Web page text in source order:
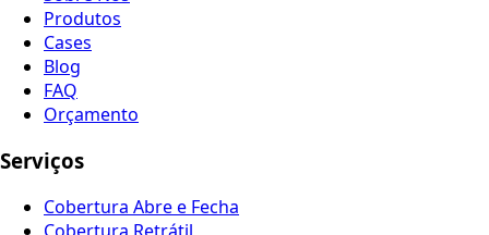
Produtos
Cases
Blog
FAQ
Orçamento
Serviços
Cobertura Abre e Fecha